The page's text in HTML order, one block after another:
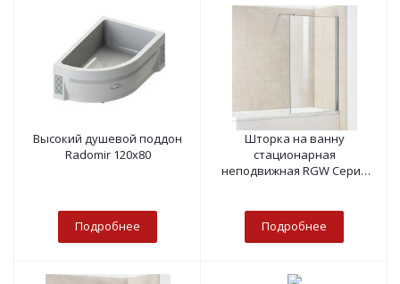
Высокий душевой поддон
Radomir 120х80
Подробнее
Шторка на ванну
стационарная
неподвижная RGW Серия
Подробнее